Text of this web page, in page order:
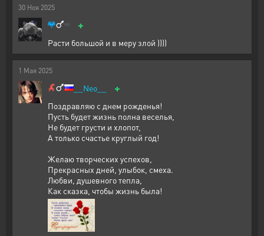
30 Ноя 2025
+
Расти большой и в меру злой ))))
1 Мая 2025
__Neo__ +
Поздравляю с днем рожденья!
Пусть будет жизнь полна веселья,
Не будет грусти и хлопот,
А только счастье круглый год!
Желаю творческих успехов,
Прекрасных дней, улыбок, смеха.
Любви, душевного тепла,
Как сказка, чтобы жизнь была!